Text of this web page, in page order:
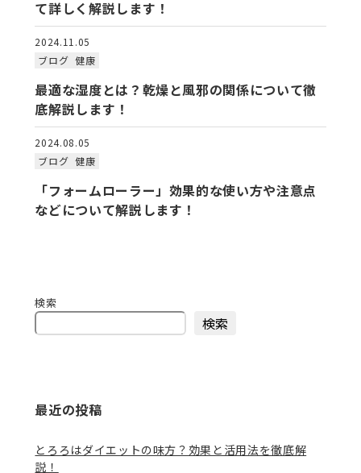
て詳しく解説します！
2024.11.05
ブログ 健康
最適な湿度とは？乾燥と風邪の関係について徹
底解説します！
2024.08.05
ブログ 健康
「フォームローラー」効果的な使い方や注意点
などについて解説します！
検索
検索
最近の投稿
とろろはダイエットの味方？効果と活用法を徹底解
説！